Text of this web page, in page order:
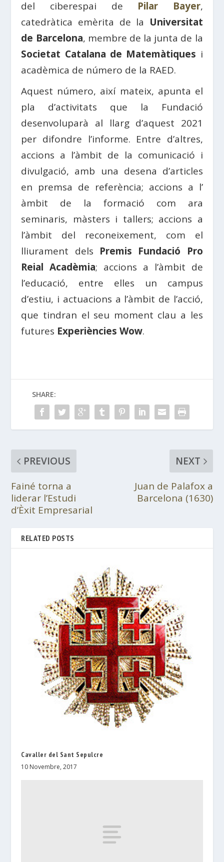
del ciberespai de Pilar Bayer,
catedràtica emèrita de la Universitat
de Barcelona, ​​membre de la junta de la
Societat Catalana de Matemàtiques i
acadèmica de número de la RAED.
Aquest número, així mateix, apunta el
pla d’activitats que la Fundació
desenvoluparà al llarg d’aquest 2021
per difondre l’informe. Entre d’altres,
accions a l’àmbit de la comunicació i
divulgació, amb una desena d’articles
en premsa de referència; accions a l’
àmbit de la formació com ara
seminaris, màsters i tallers; accions a
l’àmbit del reconeixement, com el
lliurament dels Premis Fundació Pro
Reial Acadèmia; accions a l’àmbit de
l’educació, entre elles un campus
d’estiu, i actuacions a l’àmbit de l’acció,
que tindran el seu moment clau a les
futures Experiències Wow.
SHARE:
PREVIOUS
Fainé torna a
liderar l’Estudi
d’Èxit Empresarial
NEXT
Juan de Palafox a
Barcelona (1630)
RELATED POSTS
Cavaller del Sant Sepulcre
10 Novembre, 2017